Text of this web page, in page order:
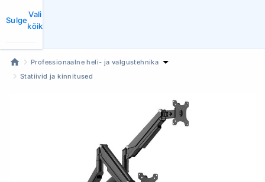
Sulge
Vali
kõik
Professionaalne heli- ja valgustehnika
Statiivid ja kinnitused